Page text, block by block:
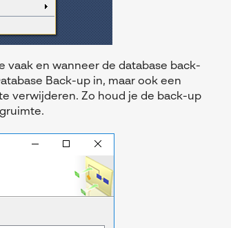
vaak en wanneer de database back-
Back-up in, maar ook een
verwijderen. Zo houd je de back-up